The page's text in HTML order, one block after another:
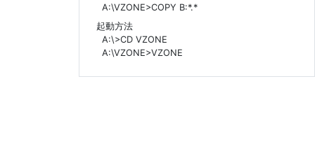
A:\VZONE>COPY B:*.*
起動方法
A:\>CD VZONE
A:\VZONE>VZONE